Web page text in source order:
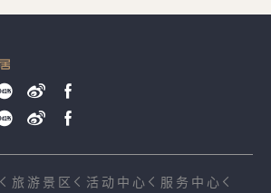
旅游景区 活动中心
服务中心